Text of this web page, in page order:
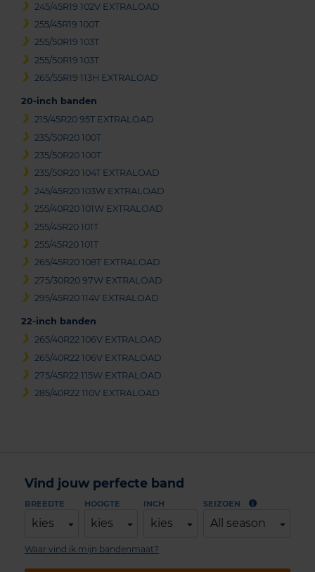
245/45R19 102V EXTRALOAD
255/45R19 100T
255/50R19 103T
255/50R19 103T
265/55R19 113H EXTRALOAD
20-inch banden
215/45R20 95T EXTRALOAD
235/50R20 100T
235/50R20 100T
235/50R20 104T EXTRALOAD
245/45R20 103W EXTRALOAD
255/40R20 101W EXTRALOAD
255/45R20 101T
255/45R20 101T
265/45R20 108T EXTRALOAD
275/30R20 97W EXTRALOAD
295/45R20 114V EXTRALOAD
22-inch banden
265/40R22 106V EXTRALOAD
265/40R22 106V EXTRALOAD
275/45R22 115W EXTRALOAD
285/40R22 110V EXTRALOAD
Vind jouw perfecte band
BREEDTE
kies
HOOGTE
kies
INCH
kies
SEIZOEN
All season
Waar vind ik mijn bandenmaat?